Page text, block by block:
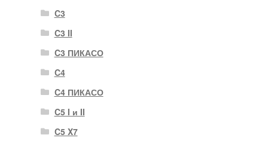
C3
C3 II
C3 ПИКАСО
C4
C4 ПИКАСО
C5 I и II
C5 X7